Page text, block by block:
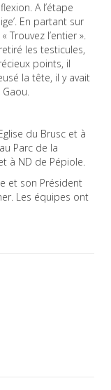
A l’étape
En partant sur
Trouvez l’entier ».
les testicules,
points, il
la tête, il y avait
du Brusc et à
Parc de la
à ND de Pépiole.
et son Président
Les équipes ont